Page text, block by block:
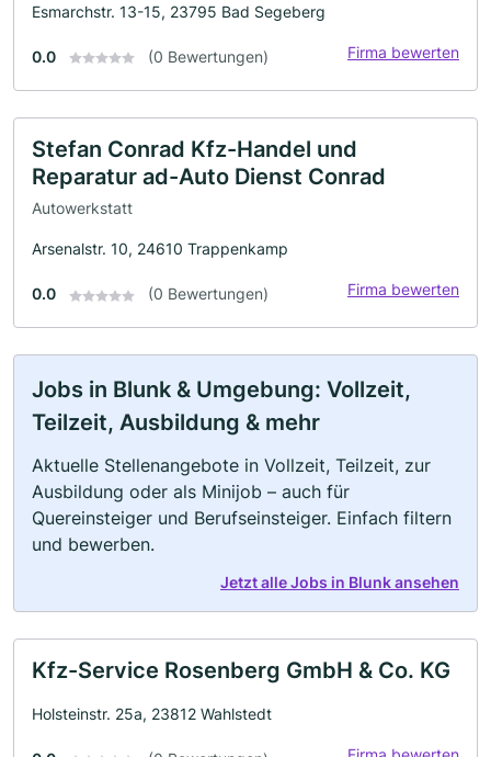
Esmarchstr. 13-15, 23795 Bad Segeberg
0.0 (0 Bewertungen) Firma bewerten
Stefan Conrad Kfz-Handel und
Reparatur ad-Auto Dienst Conrad
Autowerkstatt
Arsenalstr. 10, 24610 Trappenkamp
0.0 (0 Bewertungen) Firma bewerten
Jobs in Blunk & Umgebung: Vollzeit,
Teilzeit, Ausbildung & mehr
Aktuelle Stellenangebote in Vollzeit, Teilzeit, zur
Ausbildung oder als Minijob – auch für
Quereinsteiger und Berufseinsteiger. Einfach filtern
und bewerben.
Jetzt alle Jobs in Blunk ansehen
Kfz-Service Rosenberg GmbH & Co. KG
Holsteinstr. 25a, 23812 Wahlstedt